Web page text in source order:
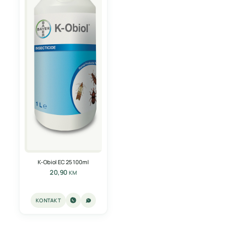
K-Obiol EC 25 100ml
20,90KM
KONTAKT